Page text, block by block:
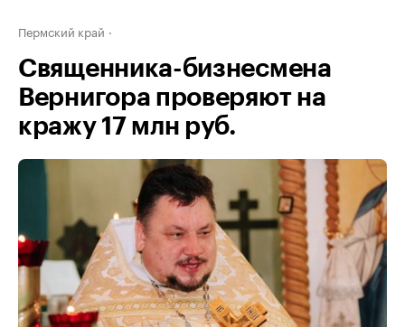
Пермский край
Священника-бизнесмена
Вернигора проверяют на
кражу 17 млн руб.